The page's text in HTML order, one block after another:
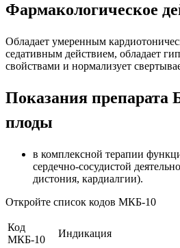
Фармакологическое
Обладает умеренным
седативным действием, обладает
свойствами и нормализует
Показания
плоды
в комплексной терапии
сердечно-сосудистой
дистония, кардиалгии).
Откройте список кодов МКБ-10
Код
МКБ-10
Индикация